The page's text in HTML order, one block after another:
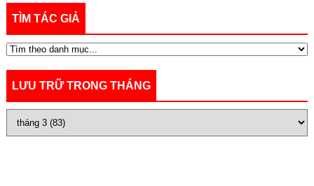
TÌM TÁC GIẢ
LƯU TRỮ TRONG THÁNG